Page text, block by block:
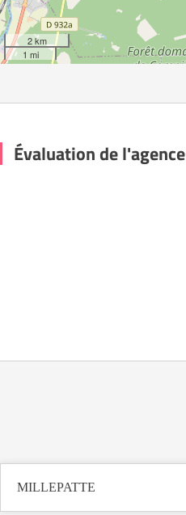
2 km
1 mi
Évaluation de l'agence
MILLEPATTE